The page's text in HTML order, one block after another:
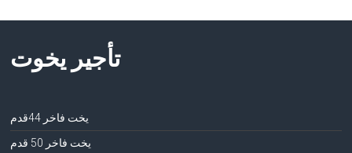
تأجير يخوت
يخت فاخر 44قدم
يخت فاخر 50 قدم